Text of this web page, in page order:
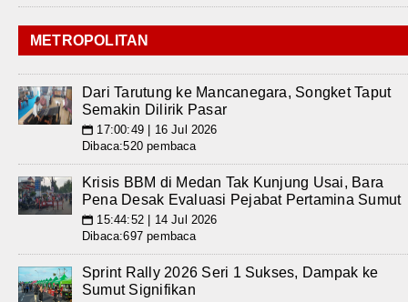
METROPOLITAN
Dari Tarutung ke Mancanegara, Songket Taput
Semakin Dilirik Pasar
📅 17:00:49 | 16 Jul 2026
Dibaca:520 pembaca
Krisis BBM di Medan Tak Kunjung Usai, Bara
Pena Desak Evaluasi Pejabat Pertamina Sumut
📅 15:44:52 | 14 Jul 2026
Dibaca:697 pembaca
Sprint Rally 2026 Seri 1 Sukses, Dampak ke
Sumut Signifikan